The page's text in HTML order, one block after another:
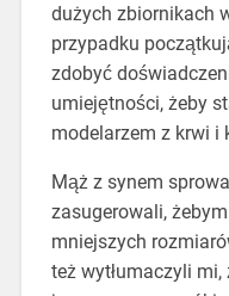
dużych zbiornikach
przypadku
zdobyć
umiejętności, żeby
modelarzem z krwi i
Mąż z synem
zasugerowali,
mniejszych
też wytłumaczyli